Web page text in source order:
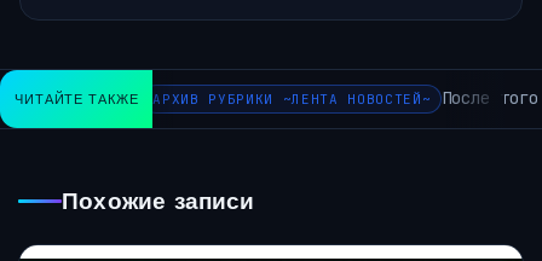
ЧИТАЙТЕ ТАКЖЕАРХИВ РУБРИКИ ~ЛЕНТА НОВОСТЕЙ~ После того
Похожие записи